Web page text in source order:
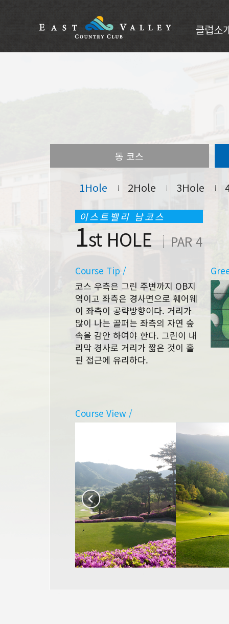
클럽소
동 코스
1Hole 2Hole 3Hole
이스트밸리 남코스
1st HOLE PAR 4
Course Tip /
코스 우측은 그린 주변까지 OB지
역이고 좌측은 경사면으로 훼어웨
이 좌측이 공략방향이다. 거리가
많이 나는 골퍼는 좌측의 자연 숲
속을 감안 하여야 한다. 그린이 내
리막 경사로 거리가 짧은 것이 홀
핀 접근에 유리하다.
Course View /